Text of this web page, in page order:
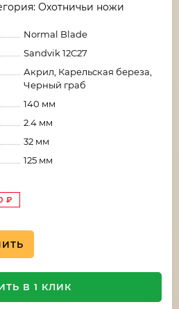
Охотничьи ножи
Normal Blade
Sandvik 12C27
Акрил, Карельская береза,
Черный граб
140 мм
2.4 мм
32 мм
125 мм
₽
В 1 КЛИК